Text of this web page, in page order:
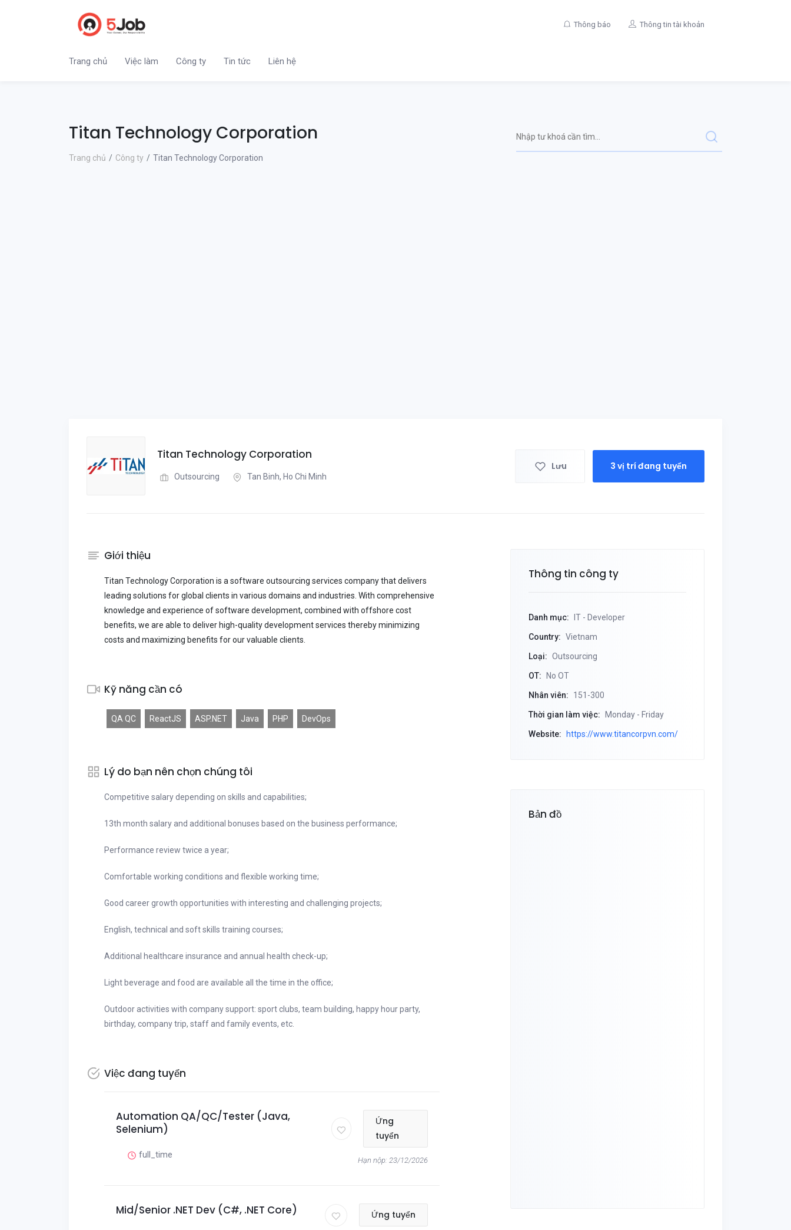
Thông báo Thông tin tài khoản
Trang chủ Việc làm Công ty Tin tức Liên hệ
Titan Technology Corporation
Trang chủ Công ty Titan Technology Corporation
Titan Technology Corporation
Outsourcing Tan Binh, Ho Chi Minh
Lưu 3 vị trí đang tuyển
Giới thiệu
Titan Technology Corporation is a software outsourcing services company that delivers
leading solutions for global clients in various domains and industries. With comprehensive
knowledge and experience of software development, combined with offshore cost
benefits, we are able to deliver high-quality development services thereby minimizing
costs and maximizing benefits for our valuable clients.
Kỹ năng cần có
QA QC ReactJS ASP.NET Java PHP DevOps
Lý do bạn nên chọn chúng tôi
Competitive salary depending on skills and capabilities;
13th month salary and additional bonuses based on the business performance;
Performance review twice a year;
Comfortable working conditions and flexible working time;
Good career growth opportunities with interesting and challenging projects;
English, technical and soft skills training courses;
Additional healthcare insurance and annual health check-up;
Light beverage and food are available all the time in the office;
Outdoor activities with company support: sport clubs, team building, happy hour party,
birthday, company trip, staff and family events, etc.
Việc đang tuyển
Automation QA/QC/Tester (Java,
Selenium)
full_time
Ứng
tuyển
Hạn nộp: 23/12/2026
Mid/Senior .NET Dev (C#, .NET Core) Ứng tuyển
Thông tin công ty
Danh mục: IT - Developer
Country: Vietnam
Loại: Outsourcing
OT: No OT
Nhân viên: 151-300
Thời gian làm việc: Monday - Friday
Website: https://www.titancorpvn.com/
Bản đồ